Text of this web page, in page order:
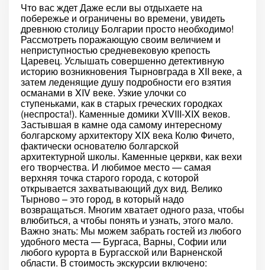
Что вас ждет Даже если вы отдыхаете на
побережье и ограничены во времени, увидеть
древнюю столицу Болгарии просто необходимо!
Рассмотреть поражающую своим величием и
неприступностью средневековую крепость
Царевец. Услышать совершенно детективную
историю возникновения Тырновграда в XII веке, а
затем леденящие душу подробности его взятия
османами в XIV веке. Узкие улочки со
ступеньками, как в старых греческих городках
(неспроста!). Каменные домики XVIII-XIX веков.
Застывшая в камне ода самому интересному
болгарскому архитектору XIX века Колю Фичето,
фактически основателю болгарской
архитектурной школы. Каменные церкви, как вехи
его творчества. И любимое место — самая
верхняя точка старого города, с которой
открывается захватывающий дух вид. Велико
Тырново – это город, в который надо
возвращаться. Многим хватает одного раза, чтобы
влюбиться, а чтобы понять и узнать, этого мало.
Важно знать: Мы можем забрать гостей из любого
удобного места — Бургаса, Варны, Софии или
любого курорта в Бургасской или Варненской
области. В стоимость экскурсии включено: